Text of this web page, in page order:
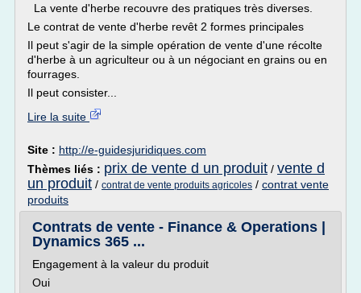
La vente d'herbe recouvre des pratiques très diverses.
Le contrat de vente d'herbe revêt 2 formes principales
Il peut s'agir de la simple opération de vente d'une récolte
d'herbe à un agriculteur ou à un négociant en grains ou en
fourrages.
Il peut consister...
Lire la suite
Site : http://e-guidesjuridiques.com
Thèmes liés : prix de vente d un produit / vente d
un produit / contrat de vente produits agricoles / contrat vente
produits
Contrats de vente - Finance & Operations |
Dynamics 365 ...
Engagement à la valeur du produit
Oui